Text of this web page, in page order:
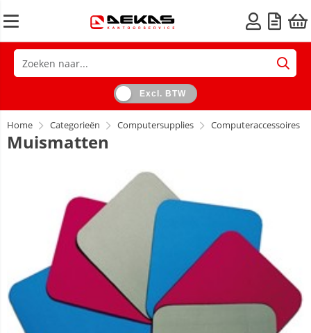
Excl. BTW
Home Categorieën Computersupplies Computeraccessoires
Muismatten